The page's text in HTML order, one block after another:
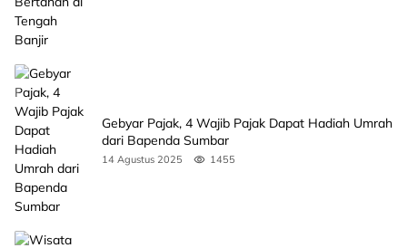
Gebyar Pajak, 4 Wajib Pajak Dapat Hadiah Umrah
dari Bapenda Sumbar
14 Agustus 2025 1455